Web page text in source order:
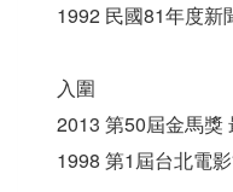
1992 民國81年度新
入圍
2013 第50屆金馬獎
1998 第1屆台北電